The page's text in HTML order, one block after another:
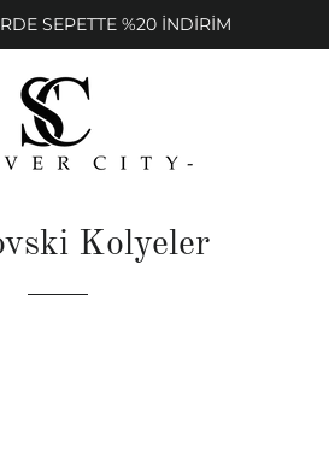
SEPETTE %20 İNDİRİM
Kolyeler